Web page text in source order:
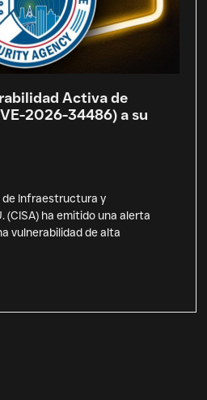
Activa de
2026-34486) a su
de Infraestructura y
(CISA) ha emitido una alerta
vulnerabilidad de alta